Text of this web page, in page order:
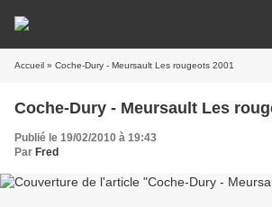
Accueil » Coche-Dury - Meursault Les rougeots 2001
Coche-Dury - Meursault Les
Publié le 19/02/2010 à 19:43
Par Fred